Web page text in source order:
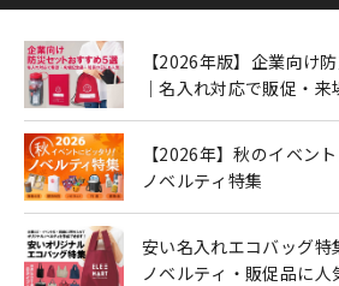
【2026年版】企業向け
｜名入れ対応で販促・
【2026年】秋のイベン
ノベルティ特集
安い名入れエコバッグ特
ノベルティ・販促品に